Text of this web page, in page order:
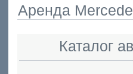
Аренда
Каталог